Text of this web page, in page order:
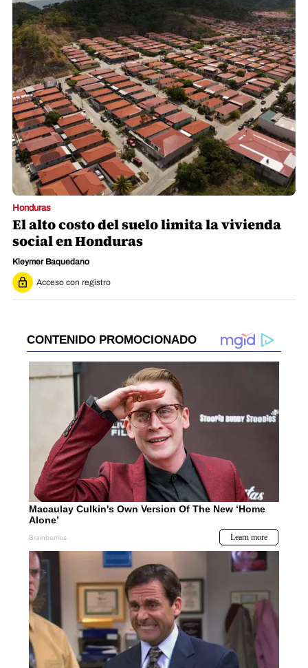
Honduras
El alto costo del suelo limita la vivienda
social en Honduras
Kleymer Baquedano
Acceso con registro